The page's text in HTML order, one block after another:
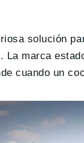
solución
La marca
cuando un